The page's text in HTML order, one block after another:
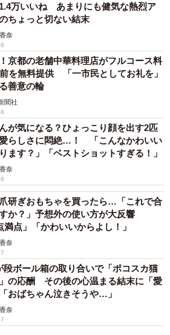
万いいね あまりにも健気な熱烈ア
ちょっと切ない結末
奈
京都の老舗中華料理店がフルコース料
を無料提供 「一市民としてお礼を」
善意の輪
聞社
が気になる？ひょっこり顔を出す2匹
らしさに悶絶…！ 「こんなかわいい
ます？」「ベストショットすぎる！」
奈
研ぎおもちゃを買ったら…「これで合
か？」予想外の使い方が大反響
満点」「かわいいからよし！」
奈
段ボール箱の取り合いで「ポコスカ猫
の応酬 その後の心温まる結末に「愛
おばちゃん泣きそうや…」
奈